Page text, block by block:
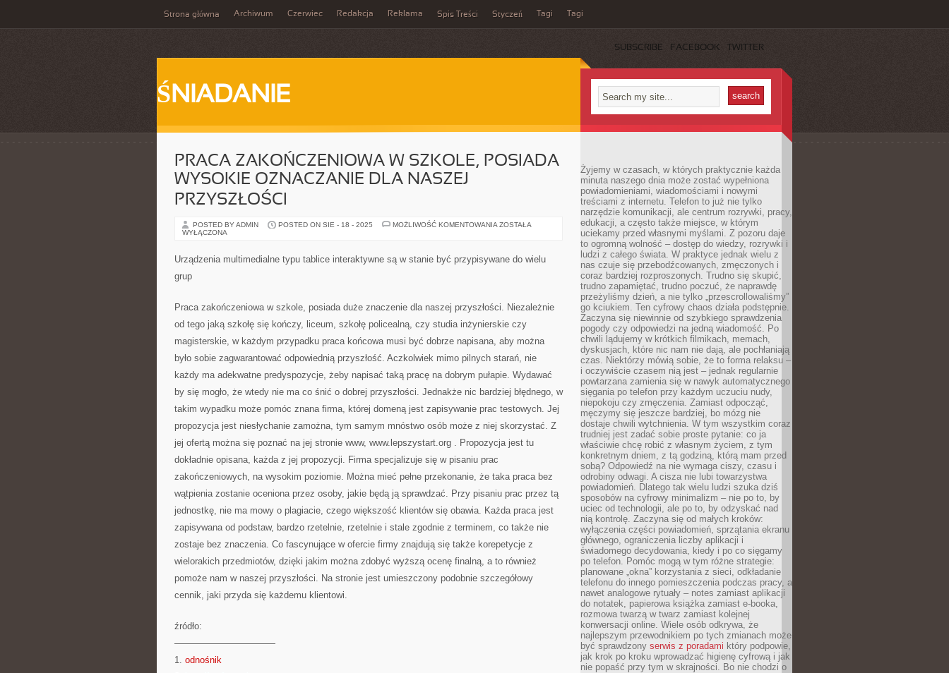
Strona główna Archiwum Czerwiec Redakcja Reklama Spis Treści Styczeń Tagi Tagi
SUBSCRIBE FACEBOOK TWITTER
ŚNIADANIE
PRACA ZAKOŃCZENIOWA W SZKOLE, POSIADA
WYSOKIE OZNACZANIE DLA NASZEJ
PRZYSZŁOŚCI
POSTED BY ADMIN POSTED ON SIE - 18 - 2025 MOŻLIWOŚĆ KOMENTOWANIA PRACA
POSIADA
WYSOKIE
ZOSTAŁA
WYŁĄCZONA
Urządzenia multimedialne typu tablice interaktywne są w stanie być przypisywane do wielu
grup
Praca zakończeniowa w szkole, posiada duże znaczenie dla naszej przyszłości. Niezależnie
od tego jaką szkołę się kończy, liceum, szkołę policealną, czy studia inżynierskie czy
magisterskie, w każdym przypadku praca końcowa musi być dobrze napisana, aby można
było sobie zagwarantować odpowiednią przyszłość. Aczkolwiek mimo pilnych starań, nie
każdy ma adekwatne predyspozycje, żeby napisać taką pracę na dobrym pułapie. Wydawać
by się mogło, że wtedy nie ma co śnić o dobrej przyszłości. Jednakże nic bardziej błędnego, w
takim wypadku może pomóc znana firma, której domeną jest zapisywanie prac testowych. Jej
propozycja jest niesłychanie zamożna, tym samym mnóstwo osób może z niej skorzystać. Z
jej ofertą można się poznać na jej stronie www, www.lepszystart.org . Propozycja jest tu
dokładnie opisana, każda z jej propozycji. Firma specjalizuje się w pisaniu prac
zakończeniowych, na wysokim poziomie. Można mieć pełne przekonanie, że taka praca bez
wątpienia zostanie oceniona przez osoby, jakie będą ją sprawdzać. Przy pisaniu prac przez tą
jednostkę, nie ma mowy o plagiacie, czego większość klientów się obawia. Każda praca jest
zapisywana od podstaw, bardzo rzetelnie, rzetelnie i stale zgodnie z terminem, co także nie
zostaje bez znaczenia. Co fascynujące w ofercie firmy znajdują się także korepetycje z
wielorakich przedmiotów, dzięki jakim można zdobyć wyższą ocenę finalną, a to również
pomoże nam w naszej przyszłości. Na stronie jest umieszczony podobnie szczegółowy
cennik, jaki przyda się każdemu klientowi.
źródło:
———————————
1. odnośnik
Żyjemy w czasach, w których praktycznie każda
minuta naszego dnia może zostać wypełniona
powiadomieniami, wiadomościami i nowymi
treściami z internetu. Telefon to już nie tylko
narzędzie komunikacji, ale centrum rozrywki, pracy,
edukacji, a często także miejsce, w którym
uciekamy przed własnymi myślami. Z pozoru daje
to ogromną wolność – dostęp do wiedzy, rozrywki i
ludzi z całego świata. W praktyce jednak wielu z
nas czuje się przebodźcowanych, zmęczonych i
coraz bardziej rozproszonych. Trudno się skupić,
trudno zapamiętać, trudno poczuć, że naprawdę
przeżyliśmy dzień, a nie tylko „przescrollowaliśmy”
go kciukiem. Ten cyfrowy chaos działa podstępnie.
Zaczyna się niewinnie od szybkiego sprawdzenia
pogody czy odpowiedzi na jedną wiadomość. Po
chwili lądujemy w krótkich filmikach, memach,
dyskusjach, które nic nam nie dają, ale pochłaniają
czas. Niektórzy mówią sobie, że to forma relaksu –
i oczywiście czasem nią jest – jednak regularnie
powtarzana zamienia się w nawyk automatycznego
sięgania po telefon przy każdym uczuciu nudy,
niepokoju czy zmęczenia. Zamiast odpocząć,
męczymy się jeszcze bardziej, bo mózg nie
dostaje chwili wytchnienia. W tym wszystkim coraz
trudniej jest zadać sobie proste pytanie: co ja
właściwie chcę robić z własnym życiem, z tym
konkretnym dniem, z tą godziną, którą mam przed
sobą? Odpowiedź na nie wymaga ciszy, czasu i
odrobiny odwagi. A cisza nie lubi towarzystwa
powiadomień. Dlatego tak wielu ludzi szuka dziś
sposobów na cyfrowy minimalizm – nie po to, by
uciec od technologii, ale po to, by odzyskać nad
nią kontrolę. Zaczyna się od małych kroków:
wyłączenia części powiadomień, sprzątania ekranu
głównego, ograniczenia liczby aplikacji i
świadomego decydowania, kiedy i po co sięgamy
po telefon. Pomóc mogą w tym różne strategie:
planowane „okna” korzystania z sieci, odkładanie
telefonu do innego pomieszczenia podczas pracy, a
nawet analogowe rytuały – notes zamiast aplikacji
do notatek, papierowa książka zamiast e-booka,
rozmowa twarzą w twarz zamiast kolejnej
konwersacji online. Wiele osób odkrywa, że
najlepszym przewodnikiem po tych zmianach może
być sprawdzony serwis z poradami który podpowie,
jak krok po kroku wprowadzać higienę cyfrową i jak
nie popaść przy tym w skrajności. Bo nie chodzi o